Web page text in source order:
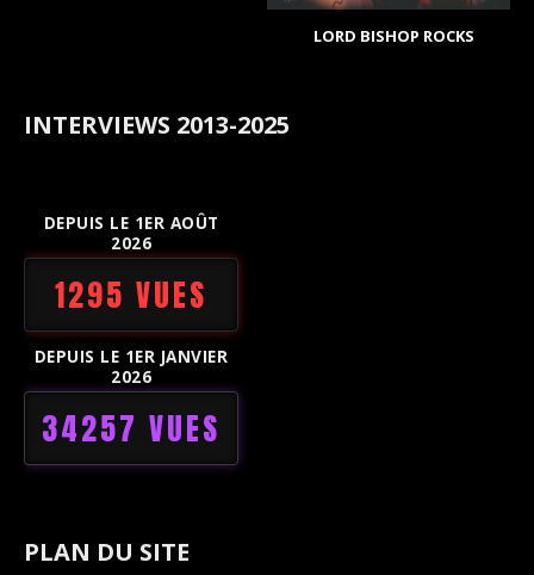
LORD BISHOP ROCKS
INTERVIEWS 2013-2025
DEPUIS LE 1ER AOÛT
2026
1295 VUES
DEPUIS LE 1ER JANVIER
2026
34257 VUES
PLAN DU SITE